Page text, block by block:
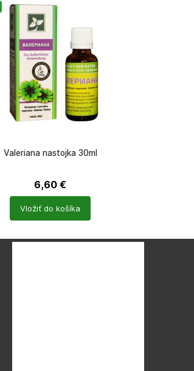
Valeriana nastojka 30ml
6,60 €
Vložiť do košíka